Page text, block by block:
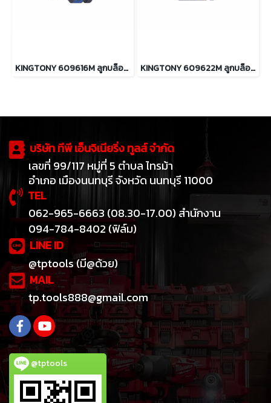
KINGTONY 609616M ลูกบล็อกลม ต่อแกนหกเหลี่ยม รู 3/4” ขนาด 16 mm. KINGTONY 609622M ลูกบล็อกลม ต่อแกนหกเหลี่ยม รู 3/4” ขนาด 22 mm.
บริษัท ทีพี เอ็นจิเนียริ่ง ทูลส์ จำกัด
เลขที่ 99/117 หมู่ที่ 5 ตำบล ไทรม้า
อำเภอ เมืองนนทบุรี จังหวัด นนทบุรี 11000
TEL
062-965-6663 (08.30-17.00) สำนักงาน
094-784-8402 (ฟิล์ม)
LINE ID
@tptools (มี@ด้วย)
MAIL
tp.tools888@gmail.com
@tptools